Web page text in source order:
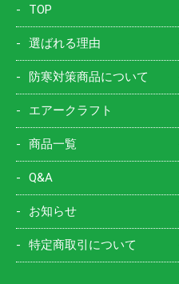
TOP
選ばれる理由
防寒対策商品について
エアークラフト
商品一覧
Q&A
お知らせ
特定商取引について